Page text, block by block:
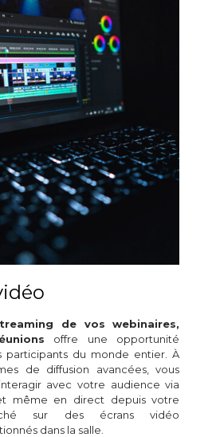
de vos webinaires,
offre une opportunité
participants du monde entier. À
de diffusion avancées, vous
avec votre audience via
même en direct depuis votre
sur des écrans vidéo
dans la salle.